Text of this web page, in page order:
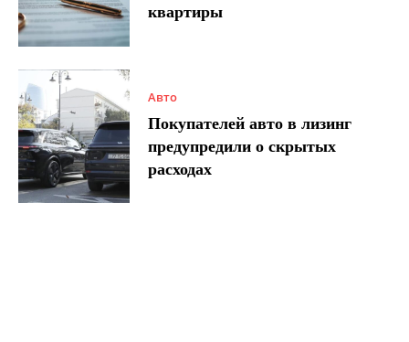
квартиры
Авто
Покупателей авто в лизинг
предупредили о скрытых
расходах